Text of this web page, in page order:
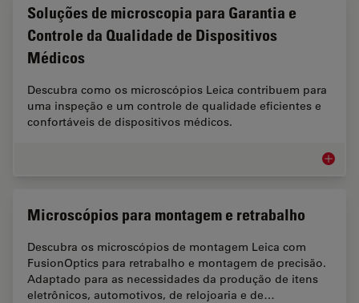
Soluções de microscopia para Garantia e
Controle da Qualidade de Dispositivos
Médicos
Descubra como os microscópios Leica contribuem para
uma inspeção e um controle de qualidade eficientes e
confortáveis de dispositivos médicos.
Microscópios para montagem e retrabalho
Descubra os microscópios de montagem Leica com
FusionOptics para retrabalho e montagem de precisão.
Adaptado para as necessidades da produção de itens
eletrônicos, automotivos, de relojoaria e de…